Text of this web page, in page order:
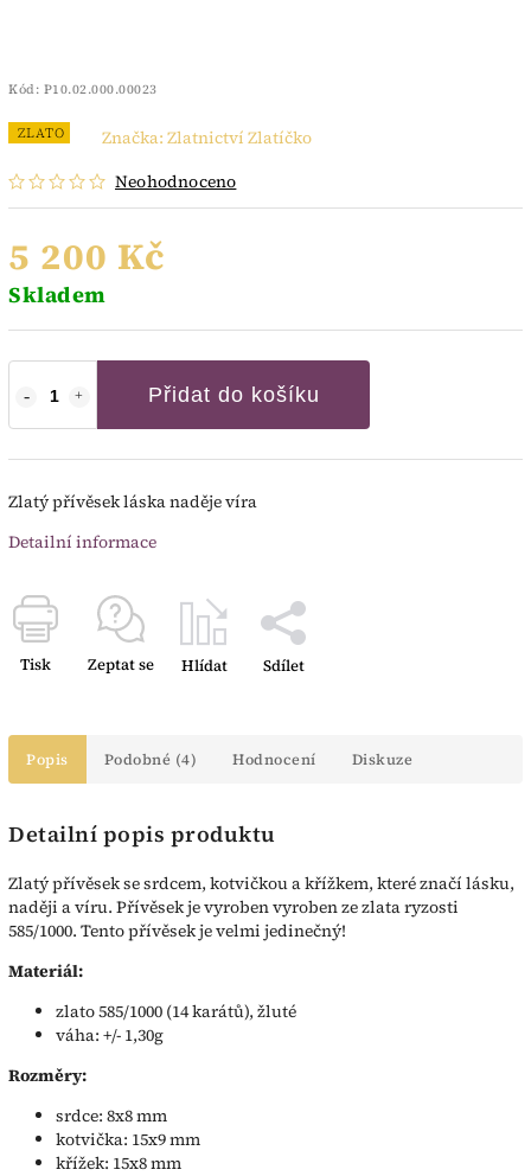
Kód: P10.02.000.00023
ZLATO
Neohodnoceno
Značka: Zlatnictví Zlatíčko
5 200 Kč
Skladem
Přidat do košíku
Zlatý přívěsek láska naděje víra
Detailní informace
Tisk Zeptat se Hlídat Sdílet
Popis Podobné (4) Hodnocení Diskuze
Detailní popis produktu
Zlatý přívěsek se srdcem, kotvičkou a křížkem, které značí lásku,
naději a víru. Přívěsek je vyroben vyroben ze zlata ryzosti
585/1000. Tento přívěsek je velmi jedinečný!
Materiál:
zlato 585/1000 (14 karátů), žluté
váha: +/- 1,30g
Rozměry:
srdce: 8x8 mm
kotvička: 15x9 mm
křížek: 15x8 mm